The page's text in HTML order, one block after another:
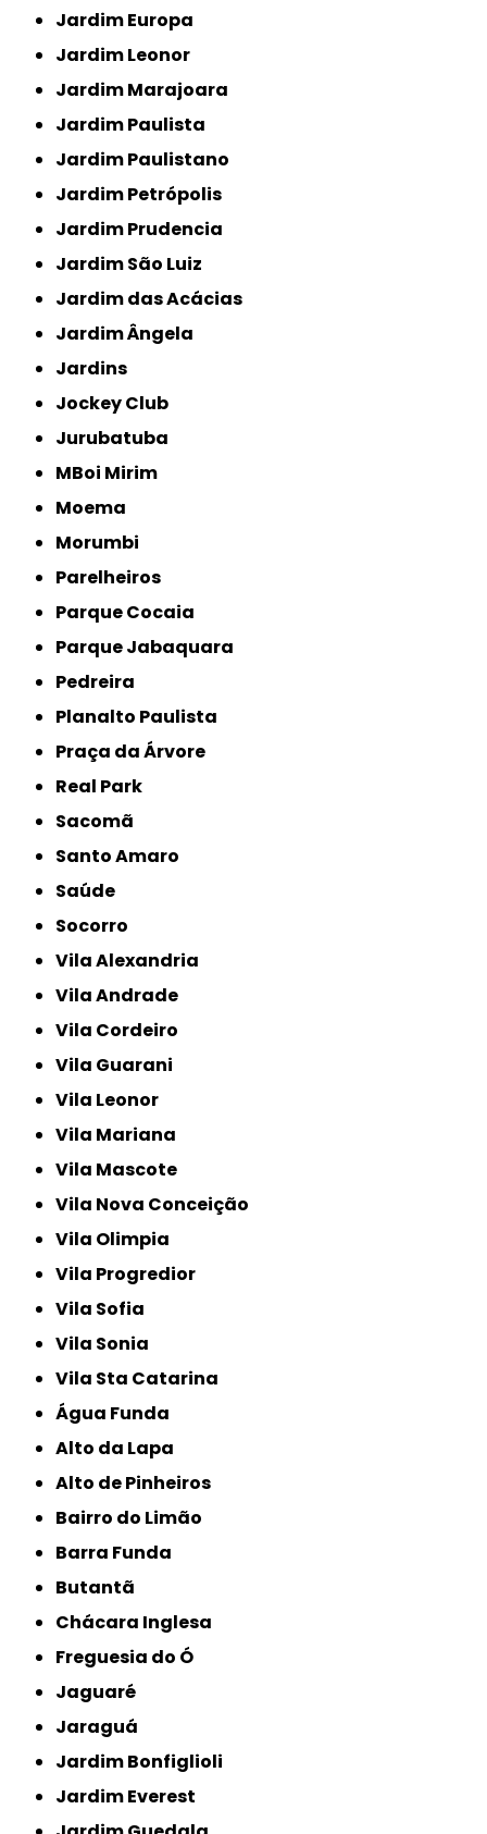
Jardim Europa
Jardim Leonor
Jardim Marajoara
Jardim Paulista
Jardim Paulistano
Jardim Petrópolis
Jardim Prudencia
Jardim São Luiz
Jardim das Acácias
Jardim Ângela
Jardins
Jockey Club
Jurubatuba
MBoi Mirim
Moema
Morumbi
Parelheiros
Parque Cocaia
Parque Jabaquara
Pedreira
Planalto Paulista
Praça da Árvore
Real Park
Sacomã
Santo Amaro
Saúde
Socorro
Vila Alexandria
Vila Andrade
Vila Cordeiro
Vila Guarani
Vila Leonor
Vila Mariana
Vila Mascote
Vila Nova Conceição
Vila Olimpia
Vila Progredior
Vila Sofia
Vila Sonia
Vila Sta Catarina
Água Funda
Alto da Lapa
Alto de Pinheiros
Bairro do Limão
Barra Funda
Butantã
Chácara Inglesa
Freguesia do Ó
Jaguaré
Jaraguá
Jardim Bonfiglioli
Jardim Everest